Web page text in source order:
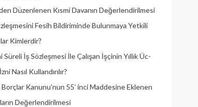
Düzenlenen Kısmi Davanın Değerlendirilmesi
Fesih Bildiriminde Bulunmaya Yetkili
Kimlerdir?
Süreli İş Sözleşmesi İle Çalışan İşçinin Yıllık Üc­
Nasıl Kullandırılır?
Kanunu’nun 55’ inci Maddesine Eklenen
Değerlendirilmesi